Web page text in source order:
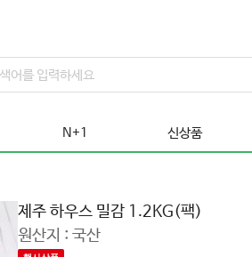
N+1 신상품
제주 하우스 밀감 1.2KG(팩)
원산지 : 국산